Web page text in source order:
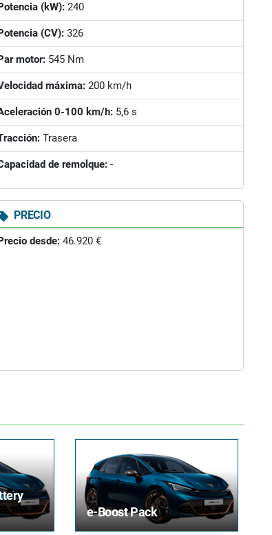
(kW): 240
(CV): 326
motor: 545 Nm
máxima: 200 km/h
0-100 km/h: 5,6 s
Trasera
de remolque: -
PRECIO
desde: 46.920 €
e-Boost Pack